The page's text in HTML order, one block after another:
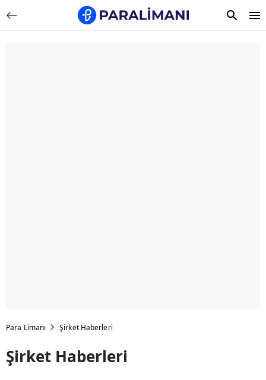
Para Limanı Şirket Haberleri
Şirket Haberleri